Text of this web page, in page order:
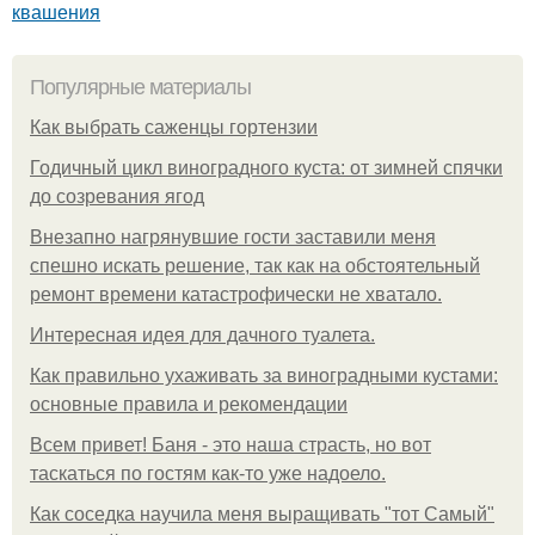
квашения
Популярные материалы
Как выбрать саженцы гортензии
Годичный цикл виноградного куста: от зимней спячки
до созревания ягод
Внезапно нагрянувшие гости заставили меня
спешно искать решение, так как на обстоятельный
ремонт времени катастрофически не хватало.
Интересная идея для дачного туалета.
Как правильно ухаживать за виноградными кустами:
основные правила и рекомендации
Всем привет! Баня - это наша страсть, но вот
таскаться по гостям как-то уже надоело.
Как соседка научила меня выращивать "тот Самый"